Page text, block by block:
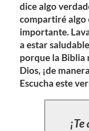
dice algo
compartiré algo
importante.
a estar
porque la Biblia
Dios, ¡de
Escucha este